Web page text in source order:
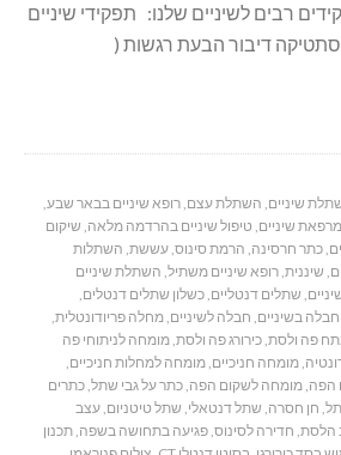
רבים לשיניים שלנו: תפקידי שיניים
דיבור הבעת רגשות (
שיניים, השתלת עצם,רופא שיניים בבאר שבע,
מרפאת שיניים, טיפול שיניים בהרדמה מלאה, שיקום
,כתר חרסינה, הרמת סינוס,עששת, השתלות
, שיננית,רופא שיניים משתיל, השתלת שיניים
, שתלים דנטליים,כשלון שתלים דנטלים,
חבלה בשיניים, חבלה לשיניים,מחלה פריודונטלית,
פה ולסת,כירורג פה ולסת,מומחה לניתוחי פה
,מומחה חניכיים,מומחה למחלות חניכיים,
הפה,מומחה לשקום הפה,כתר על גבי שתל,כתרים
, חן חסרה, שתל דנטאלי, שתל טיטניום,עצב
הלסת, חדירה לסינוס,פגיעה בתחושה בשפה,תכנון